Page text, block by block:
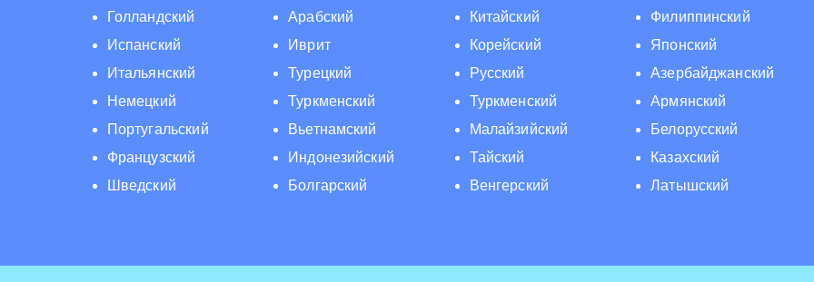
Голландский
Испанский
Итальянский
Немецкий
Португальский
Французский
Шведский
Арабский
Иврит
Турецкий
Туркменский
Вьетнамский
Индонезийский
Болгарский
Китайский
Корейский
Русский
Туркменский
Малайзийский
Тайский
Венгерский
Филиппинский
Японский
Азербайджанский
Армянский
Белорусский
Казахский
Латышский